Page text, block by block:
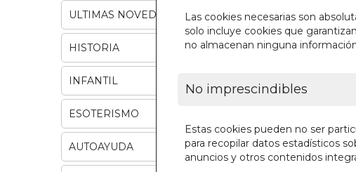
Las cookies necesarias son
solo incluye cookies que
no almacenan ninguna
No imprescindibles
Estas cookies pueden no ser
para recopilar datos estadísticos
anuncios y otros contenidos
ULTIMAS NOVEDADES
HISTORIA
INFANTIL
ESOTERISMO
AUTOAYUDA